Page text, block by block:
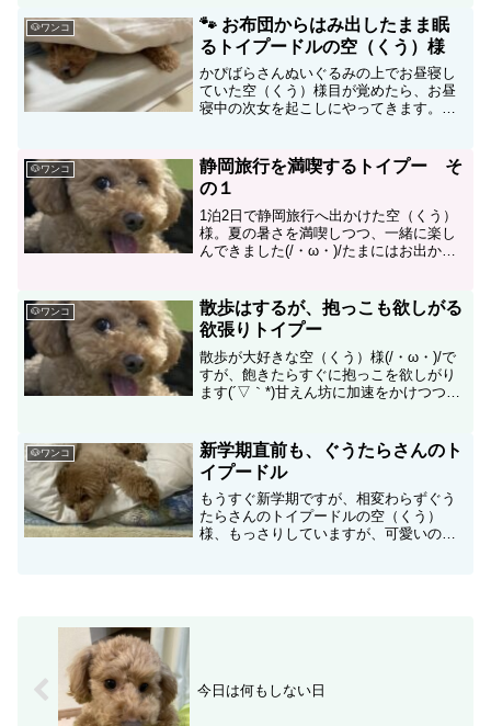
🐶ワンコ
🐾 お布団からはみ出したまま眠
るトイプードルの空（くう）様
かぴばらさんぬいぐるみの上でお昼寝し
ていた空（くう）様目が覚めたら、お昼
寝中の次女を起こしにやってきます。不
🐶ワンコ
静岡旅行を満喫するトイプー そ
の１
1泊2日で静岡旅行へ出かけた空（くう）
様。夏の暑さを満喫しつつ、一緒に楽し
んできました(/・ω・)/たまにはお出かけ
🐶ワンコ
散歩はするが、抱っこも欲しがる
欲張りトイプー
散歩が大好きな空（くう）様(/・ω・)/で
すが、飽きたらすぐに抱っこを欲しがり
ます(´▽｀*)甘えん坊に加速をかけつつ、
🐶ワンコ
新学期直前も、ぐうたらさんのト
イプードル
もうすぐ新学期ですが、相変わらずぐう
たらさんのトイプードルの空（くう）
様、もっさりしていますが、可愛いので
今日は何もしない日